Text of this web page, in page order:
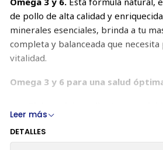
de pollo de alta calidad y
minerales esenciales, brinda a tu
completa y balanceada que
vitalidad.
Omega 3 y 6 para una salud
6 nutren la piel desde adentro,
pelaje suave, brillante y libre de
Leer más
DETALLES